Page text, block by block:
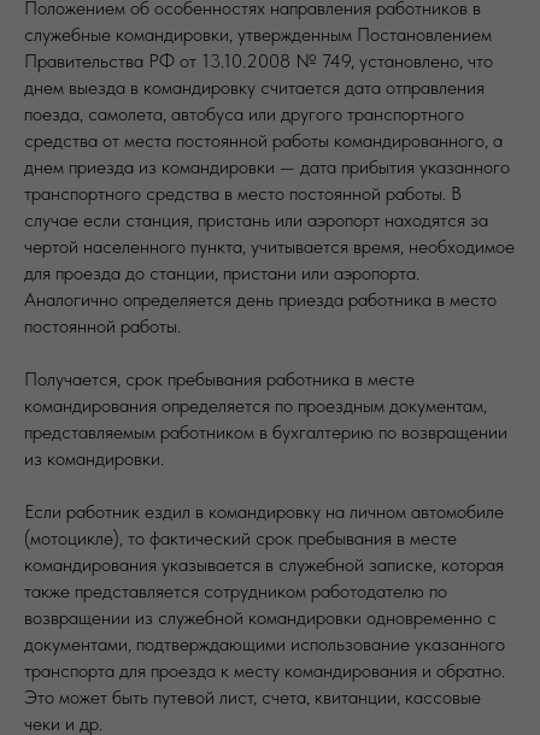
Положением об особенностях направления работников в
служебные командировки, утвержденным Постановлением
Правительства РФ от 13.10.2008 № 749, установлено, что
днем выезда в командировку считается дата отправления
поезда, самолета, автобуса или другого транспортного
средства от места постоянной работы командированного, а
днем приезда из командировки — дата прибытия указанного
транспортного средства в место постоянной работы. В
случае если станция, пристань или аэропорт находятся за
чертой населенного пункта, учитывается время, необходимое
для проезда до станции, пристани или аэропорта.
Аналогично определяется день приезда работника в место
постоянной работы.
Получается, срок пребывания работника в месте
командирования определяется по проездным документам,
представляемым работником в бухгалтерию по возвращении
из командировки.
Если работник ездил в командировку на личном автомобиле
(мотоцикле), то фактический срок пребывания в месте
командирования указывается в служебной записке, которая
также представляется сотрудником работодателю по
возвращении из служебной командировки одновременно с
документами, подтверждающими использование указанного
транспорта для проезда к месту командирования и обратно.
Это может быть путевой лист, счета, квитанции, кассовые
чеки и др.